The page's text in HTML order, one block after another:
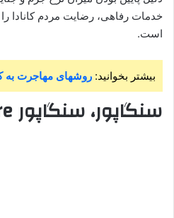
خدمات رفاهی، رضایت مردم کانادا
است.
بیشتر بخوانید: روشهای مهاجرت به
سنگاپور، سنگاپور Singapore